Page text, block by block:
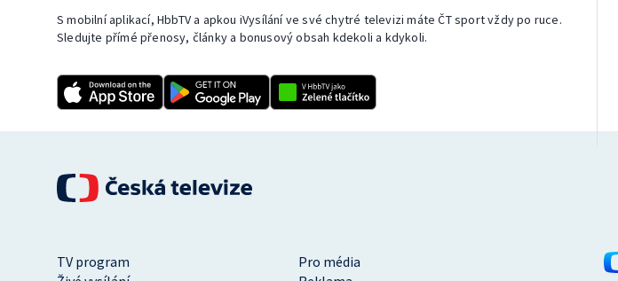
S mobilní aplikací, HbbTV a apkou iVysílání ve své chytré televizi máte ČT sport vždy po ruce.
Sledujte přímé přenosy, články a bonusový obsah kdekoli a kdykoli.
TV program
Pro média